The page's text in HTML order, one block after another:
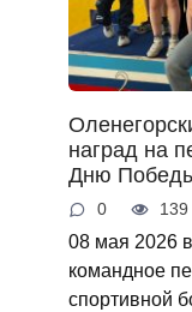
наград на
Дню
0 139
08 мая 2026
командное
спортивной